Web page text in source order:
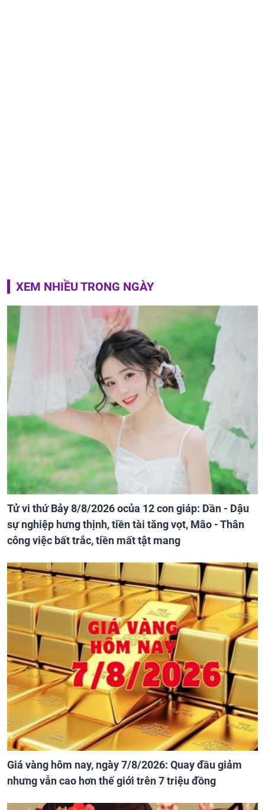
XEM NHIỀU TRONG NGÀY
Tử vi thứ Bảy 8/8/2026 ocủa 12 con giáp: Dần - Dậu
sự nghiệp hưng thịnh, tiền tài tăng vọt, Mão - Thân
công việc bất trắc, tiền mất tật mang
Giá vàng hôm nay, ngày 7/8/2026: Quay đầu giảm
nhưng vẫn cao hơn thế giới trên 7 triệu đồng